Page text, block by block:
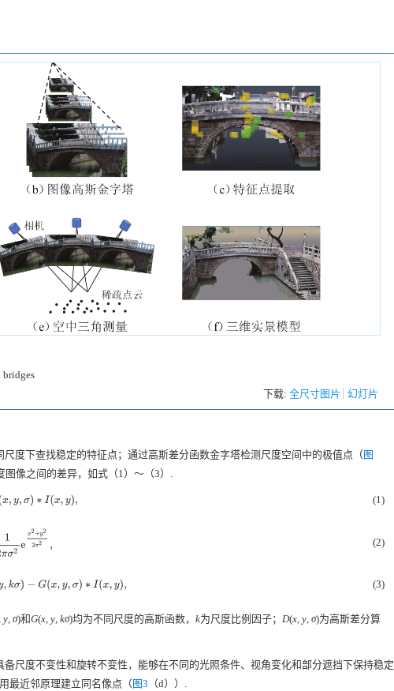
bridges
下载: 全尺寸图片 幻灯片
度下查找稳定的特征点；通过高斯差分函数金字塔检测尺度空间中的极值点（ 图
像之间的差异，如式（1）～（3）.
x,y ,σ)∗I (x,y), (1)
ex y22σ2
(2)
,y ,kσ)−G (x,y,σ)∗ I(x y ), (3)
y, σ)和G(x, y, kσ)均为不同尺度的高斯函数， k为尺度比例因子； D(x, y, σ)为高斯差分算
尺度不变性和旋转不变性，能够在不同的光照条件、视角变化和部分遮挡下保持稳定
最近邻原理建立同名像点（ 图3 （d））.